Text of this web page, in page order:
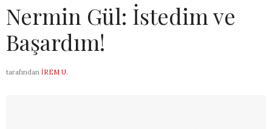
Nermin Gül: İstedim ve
Başardım!
tarafından İREM U.